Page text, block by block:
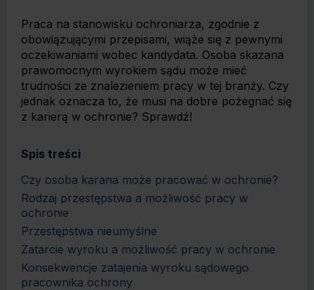
Praca na stanowisku ochroniarza, zgodnie z
obowiązującymi przepisami, wiąże się z pewnymi
oczekiwaniami wobec kandydata. Osoba skazana
prawomocnym wyrokiem sądu może mieć
trudności ze znalezieniem pracy w tej branży. Czy
jednak oznacza to, że musi na dobre pożegnać się
z karierą w ochronie? Sprawdź!
Spis treści
Czy osoba karana może pracować w ochronie?
Rodzaj przestępstwa a możliwość pracy w
ochronie
Przestępstwa nieumyślne
Zatarcie wyroku a możliwość pracy w ochronie
Konsekwencje zatajenia wyroku sądowego
pracownika ochrony